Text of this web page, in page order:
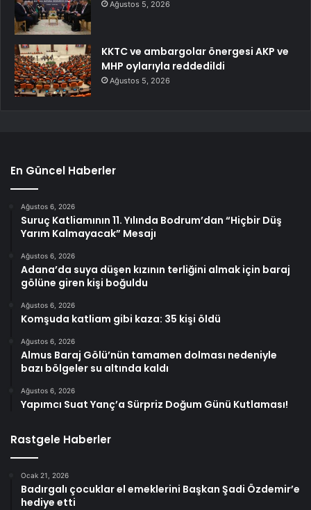
Ağustos 5, 2026
KKTC ve ambargolar önergesi AKP ve
MHP oylarıyla reddedildi
Ağustos 5, 2026
En Güncel Haberler
Ağustos 6, 2026
Suruç Katliamının 11. Yılında Bodrum’dan “Hiçbir Düş
Yarım Kalmayacak” Mesajı
Ağustos 6, 2026
Adana’da suya düşen kızının terliğini almak için baraj
gölüne giren kişi boğuldu
Ağustos 6, 2026
Komşuda katliam gibi kaza: 35 kişi öldü
Ağustos 6, 2026
Almus Baraj Gölü’nün tamamen dolması nedeniyle
bazı bölgeler su altında kaldı
Ağustos 6, 2026
Yapımcı Suat Yanç’a Sürpriz Doğum Günü Kutlaması!
Rastgele Haberler
Ocak 21, 2026
Badırgalı çocuklar el emeklerini Başkan Şadi Özdemir’e
hediye etti